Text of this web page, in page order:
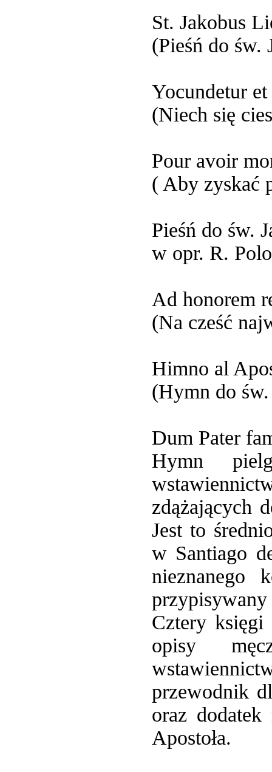
St. Jakobus
(Pieśń do św.
Yocundetur
(Niech się
Pour avoir
( Aby zyskać
Pieśń do św.
w opr. R.
Ad honorem
(Na cześć
Himno al
(Hymn do
Dum Pater
Hymn
zdążających
Jest to
w Santiago
nieznanego
Cztery księgi
opisy
przewodnik
oraz
Apostoła.